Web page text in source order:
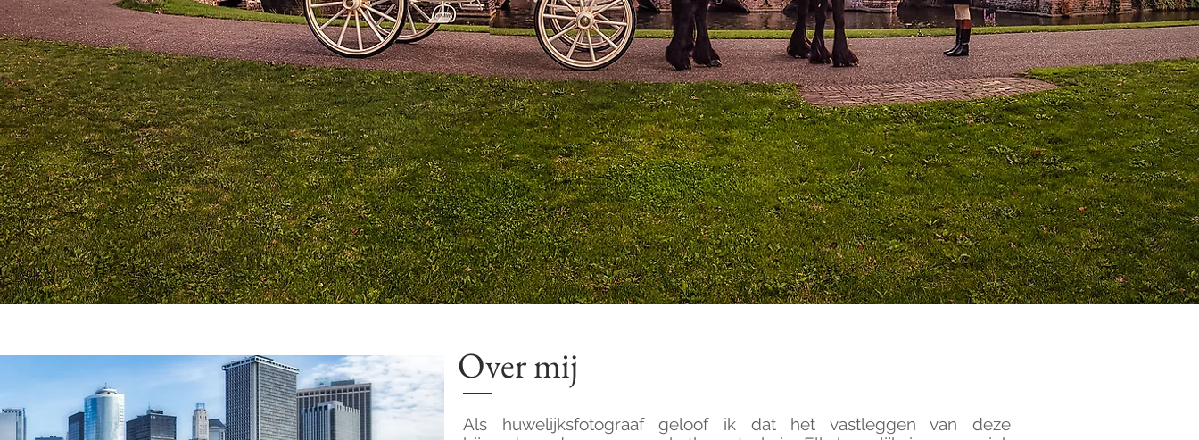
Over mij
Als huwelijksfotograaf geloof ik dat het vastleggen van deze